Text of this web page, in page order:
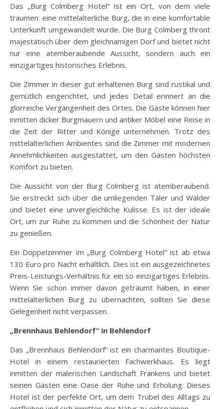
Das „Burg Colmberg Hotel“ ist ein Ort, von dem viele
träumen: eine mittelalterliche Burg, die in eine komfortable
Unterkunft umgewandelt wurde. Die Burg Colmberg thront
majestätisch über dem gleichnamigen Dorf und bietet nicht
nur eine atemberaubende Aussicht, sondern auch ein
einzigartiges historisches Erlebnis.
Die Zimmer in dieser gut erhaltenen Burg sind rustikal und
gemütlich eingerichtet, und jedes Detail erinnert an die
glorreiche Vergangenheit des Ortes. Die Gäste können hier
inmitten dicker Burgmauern und antiker Möbel eine Reise in
die Zeit der Ritter und Könige unternehmen. Trotz des
mittelalterlichen Ambientes sind die Zimmer mit modernen
Annehmlichkeiten ausgestattet, um den Gästen höchsten
Komfort zu bieten.
Die Aussicht von der Burg Colmberg ist atemberaubend.
Sie erstreckt sich über die umliegenden Täler und Wälder
und bietet eine unvergleichliche Kulisse. Es ist der ideale
Ort, um zur Ruhe zu kommen und die Schönheit der Natur
zu genießen.
Ein Doppelzimmer im „Burg Colmberg Hotel“ ist ab etwa
130 Euro pro Nacht erhältlich. Dies ist ein ausgezeichnetes
Preis-Leistungs-Verhältnis für ein so einzigartiges Erlebnis.
Wenn Sie schon immer davon geträumt haben, in einer
mittelalterlichen Burg zu übernachten, sollten Sie diese
Gelegenheit nicht verpassen.
„Brennhaus Behlendorf“ in Behlendorf
Das „Brennhaus Behlendorf“ ist ein charmantes Boutique-
Hotel in einem restaurierten Fachwerkhaus. Es liegt
inmitten der malerischen Landschaft Frankens und bietet
seinen Gästen eine Oase der Ruhe und Erholung. Dieses
Hotel ist der perfekte Ort, um dem Trubel des Alltags zu